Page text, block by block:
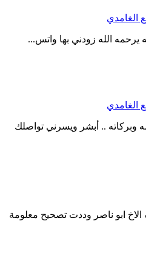
الغامدي
الله زودني بها واتس...
الغامدي
وبركاته .. أبشر ويسرني تواصلك
الاخ ابو ناصر وددت تصحيح معلومة